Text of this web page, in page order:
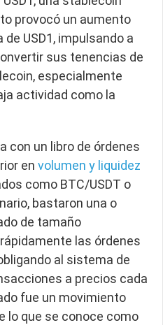
provocó un aumento
USD1, impulsando a
sus tenencias de
especialmente
actividad como la
con un libro de órdenes
en volumen y liquidez
como BTC/USDT o
bastaron una o
de tamaño
las órdenes
al sistema de
a precios cada
fue un movimiento
lo que se conoce como